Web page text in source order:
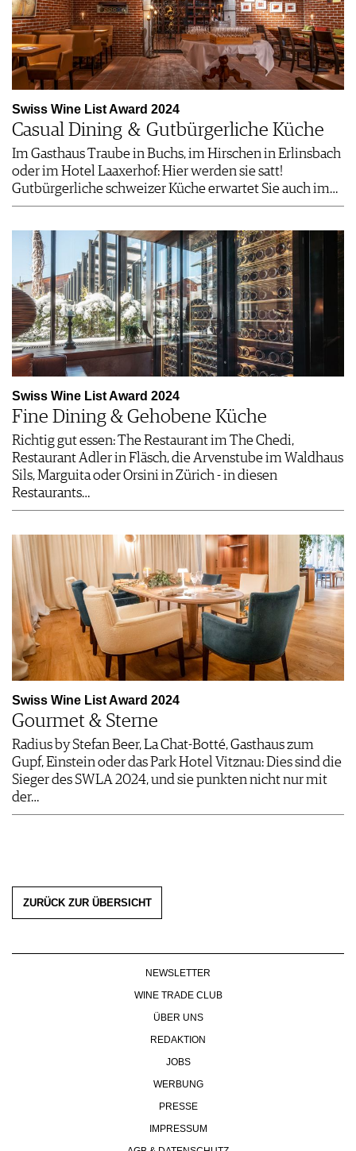
Swiss Wine List Award 2024
Casual Dining & Gutbürgerliche Küche
Im Gasthaus Traube in Buchs, im Hirschen in Erlinsbach
oder im Hotel Laaxerhof: Hier werden sie satt!
Gutbürgerliche schweizer Küche erwartet Sie auch im…
Swiss Wine List Award 2024
Fine Dining & Gehobene Küche
Richtig gut essen: The Restaurant im The Chedi,
Restaurant Adler in Fläsch, die Arvenstube im Waldhaus
Sils, Marguita oder Orsini in Zürich - in diesen
Restaurants…
Swiss Wine List Award 2024
Gourmet & Sterne
Radius by Stefan Beer, La Chat-Botté, Gasthaus zum
Gupf, Einstein oder das Park Hotel Vitznau: Dies sind die
Sieger des SWLA 2024, und sie punkten nicht nur mit
der…
ZURÜCK ZUR ÜBERSICHT
NEWSLETTER
WINE TRADE CLUB
ÜBER UNS
REDAKTION
JOBS
WERBUNG
PRESSE
IMPRESSUM